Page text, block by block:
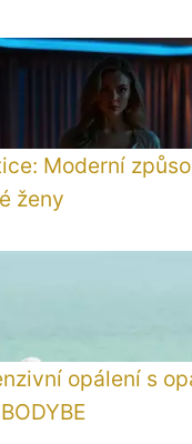
Moderní
ženy
opálení s